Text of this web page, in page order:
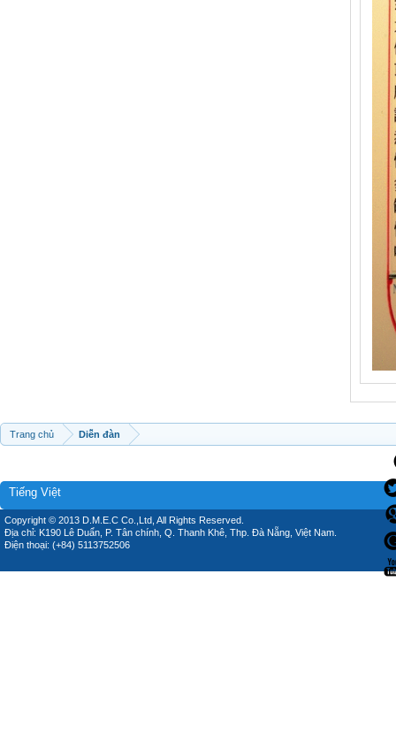
Trang chủ Diễn đàn
Tiếng Việt
Copyright © 2013 D.M.E.C Co.,Ltd, All Rights Reserved.
Địa chỉ: K190 Lê Duẩn, P. Tân chính, Q. Thanh Khê, Thp. Đà Nẵng, Việt Nam.
Điện thoại: (+84) 5113752506